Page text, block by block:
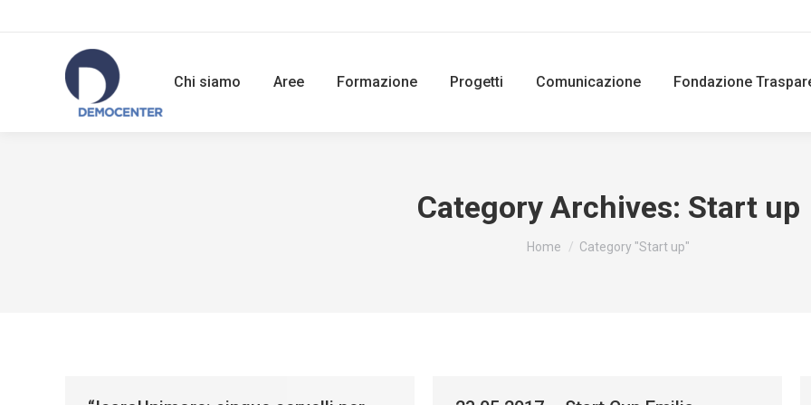
Chi siamo Aree Formazione Progetti Comunicazione Fondazione
Category Archives: Start up
You are here:
Home Category "Start up"